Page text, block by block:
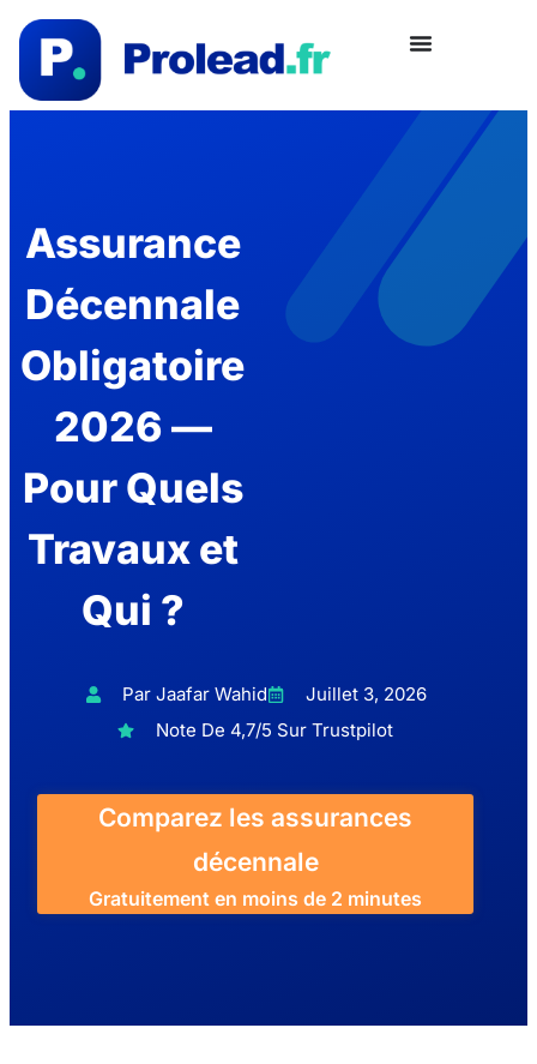
Assurance
Décennale
Obligatoire
2026 —
Pour Quels
Travaux et
Qui ?
Par Jaafar Wahid
Juillet 3, 2026
Note De 4,7/5 Sur Trustpilot
Comparez les assurances
décennale
Gratuitement en moins de 2 minutes